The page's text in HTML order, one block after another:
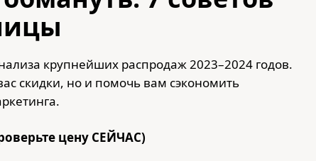
крупнейших распродаж 2023–2024 годов.
скидки, но и помочь вам сэкономить
цену CЕЙЧАС)